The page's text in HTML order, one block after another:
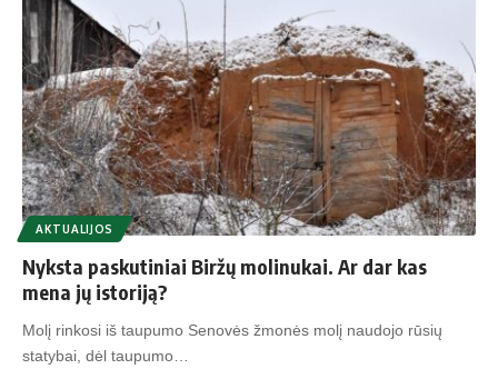
AKTUALIJOS
Nyksta paskutiniai Biržų molinukai. Ar dar kas
mena jų istoriją?
Molį rinkosi iš taupumo Senovės žmonės molį naudojo rūsių
statybai, dėl taupumo…